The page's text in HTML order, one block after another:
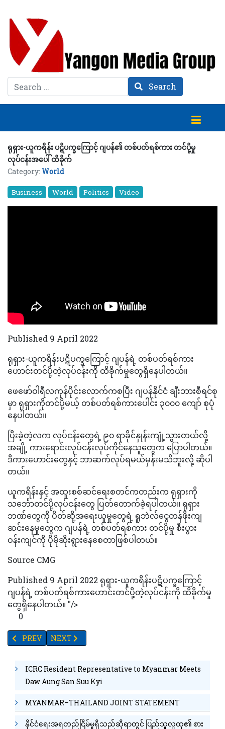
Search Search
ရုရှား-ယူကရိန်း ပဋိပက္ခကြောင့် ဂျပန်၏ တစ်ပတ်ရစ်ကား တင်ပို့မှု
လုပ်ငန်းအပေါ် ထိခိုက်
Category: World
Business World Politics Video
Published 9 April 2022
ရုရှား-ယူကရိန်းပဋိပက္ခကြောင့် ဂျပန်ရဲ့ တစ်ပတ်ရစ်ကား
ဟောင်းတင်ပို့တဲ့လုပ်ငန်းကို ထိခိုက်မှုတွေရှိနေပါတယ်။
ဖေဖော်ဝါရီလကုန်ပိုင်းလောက်ကစပြီး ဂျပန်နိုင်ငံ ချီးဘားစီရင်စု
မှာ ရုရှားကိုတင်ပို့မယ့် တစ်ပတ်ရစ်ကားပေါင်း ၃၀၀၀ ကျော် စုပုံ
နေပါတယ်။
ပြီးခဲ့တဲ့လက လုပ်ငန်းတွေရဲ့ ၉၀ ရာခိုင်နှုန်းကျုံ့သွားတယ်လို့
အချို့ ကားရောင်းလုပ်ငန်းလုပ်ကိုင်နေသူတွေက ပြောပါတယ်။
ဒီကားဟောင်းတွေနှင့် ဘာဆက်လုပ်ရမယ်မှန်းမသိဘူးလို့ ဆိုပါ
တယ်။
ယူကရိန်းနှင့် အထူးစစ်ဆင်ရေးစတင်ကတည်းက ရုရှားကို
သင်္ဘောတင်ပို့လုပ်ငန်းတွေ ပြတ်တောက်ခဲ့ရပါတယ်။ ရုရှား
ဘဏ်တွေကို ပိတ်ဆို့အရေးယူမှုတွေရဲ့ ရူဘဲလ်ငွေတန်ဖိုးကျ
ဆင်းနေမှုတွေက ဂျပန်ရဲ့ တစ်ပတ်ရစ်ကား တင်ပို့မှု စီးပွား
ဝန်းကျင်ကို ပိုမိုဆိုးရွားနေစေတာဖြစ်ပါတယ်။
Source CMG
Published 9 April 2022 ရုရှား-ယူကရိန်းပဋိပက္ခကြောင့်
ဂျပန်ရဲ့ တစ်ပတ်ရစ်ကားဟောင်းတင်ပို့တဲ့လုပ်ငန်းကို ထိခိုက်မှု
တွေရှိနေပါတယ်။ "/>
0
PREVIOUS ARTICLE: “ကိဗ်”ကာကွယ်ရေးတွင် သက်သေအဖြစ် ကျ
PREV NEXT ARTICLE: ကျောင်းကိုခြေကျင်သွား၍ပင်မရ
NEXT
ICRC Resident Representative to Myanmar Meets
Daw Aung San Suu Kyi
MYANMAR–THAILAND JOINT STATEMENT
နိုင်ငံရေးအရတည်ငြိမ်မှုရှိသည်ဆိုရာတွင် ပြည်သူလူထု၏ စား